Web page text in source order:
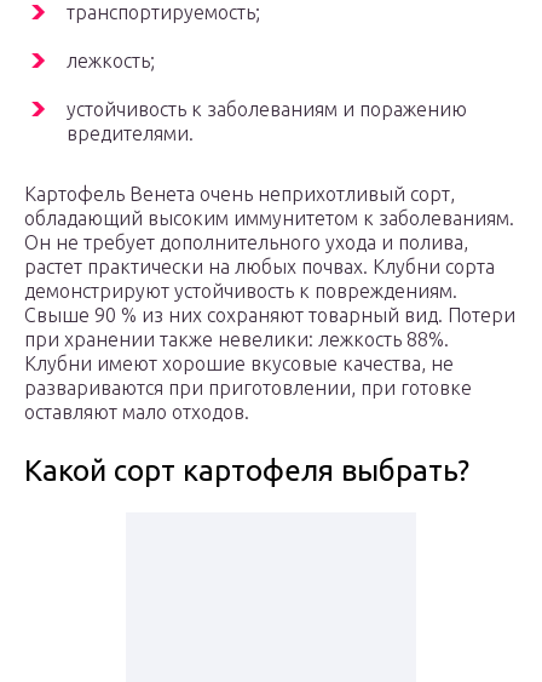
транспортируемость;
лежкость;
устойчивость к заболеваниям и поражению
вредителями.
Картофель Венета очень неприхотливый сорт,
обладающий высоким иммунитетом к заболеваниям.
Он не требует дополнительного ухода и полива,
растет практически на любых почвах. Клубни сорта
демонстрируют устойчивость к повреждениям.
Свыше 90 % из них сохраняют товарный вид. Потери
при хранении также невелики: лежкость 88%.
Клубни имеют хорошие вкусовые качества, не
развариваются при приготовлении, при готовке
оставляют мало отходов.
Какой сорт картофеля выбрать?